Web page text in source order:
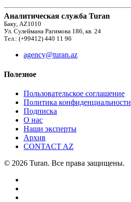
Аналитическая служба Turan
Баку, AZ1010
Ул. Сулеймана Рагимова 186, кв. 24
Тел.: (+99412) 440 11 96
agency@turan.az
Полезное
Пользовательское соглашение
Политика конфиденциальности
Подписка
О нас
Наши эксперты
Архив
CONTACT AZ
© 2026 Turan. Все права защищены.